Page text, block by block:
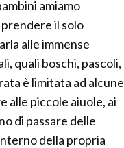
amiamo
il solo
alle immense
quali boschi, pascoli,
è limitata ad alcune
alle piccole aiuole, ai
di passare delle
della propria